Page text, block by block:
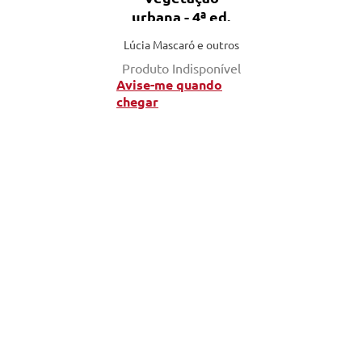
urbana - 4ª ed.
Lúcia Mascaró e outros
Produto Indisponível
Avise-me quando
chegar